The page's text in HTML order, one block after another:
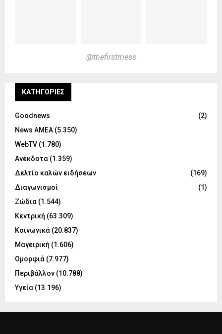
@thefirstmess
KΑΤΗΓΟΡΊΕΣ
Goodnews
(2)
News ΑΜΕΑ (5.350)
WebTV (1.780)
Ανέκδοτα (1.359)
Δελτίο καλών ειδήσεων
(169)
Διαγωνισμοί
(1)
Ζώδια (1.544)
Κεντρική (63.309)
Κοινωνικά (20.837)
Μαγειρική (1.606)
Ομορφιά (7.977)
Περιβάλλον (10.788)
Υγεία (13.196)